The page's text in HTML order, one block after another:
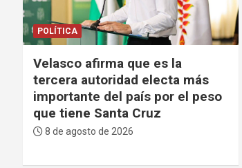
DEPORTES
Falleció Jorge Messi, el padre
del astro argentino Lionel Messi
8 de agosto de 2026